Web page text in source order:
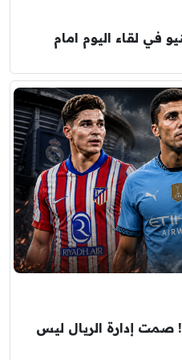
في لقاء اليوم امام
إدارة الريال ليس